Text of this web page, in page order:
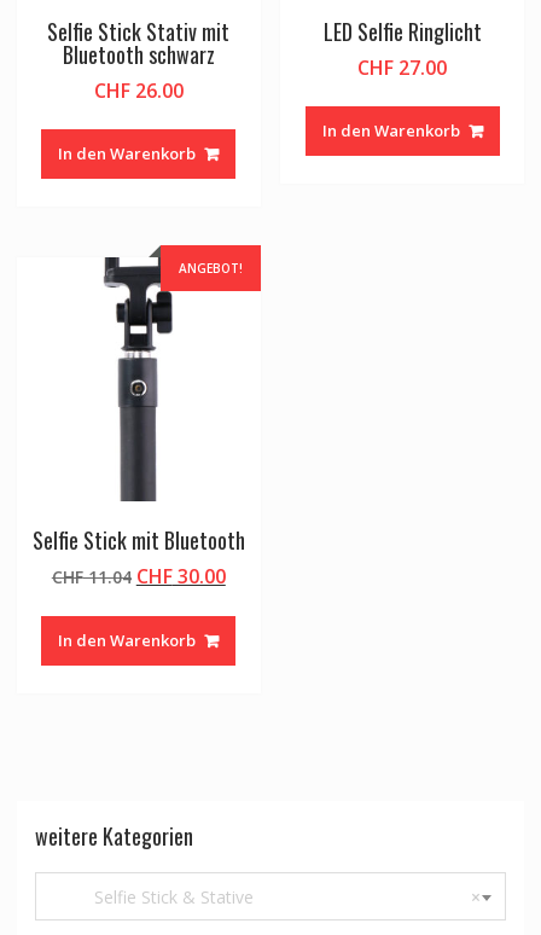
Selfie Stick Stativ mit
Bluetooth schwarz
CHF26.00
In den Warenkorb
LED Selfie Ringlicht
CHF 27.00
In den Warenkorb
ANGEBOT!
Selfie Stick mit Bluetooth
CHF11.04 Ursprünglicher
war:
CHF 11.04
CHF30.00Aktueller
In den Warenkorb
weitere Kategorien
×
Selfie Stick & Stative